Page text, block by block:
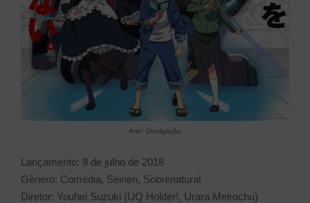
Arte: Divulgação
Lançamento: 8 de julho de 2018
Gênero: Comédia, Seinen, Sobrenatural
Diretor: Youhei Suzuki (UQ Holder!, Urara Meirochu)